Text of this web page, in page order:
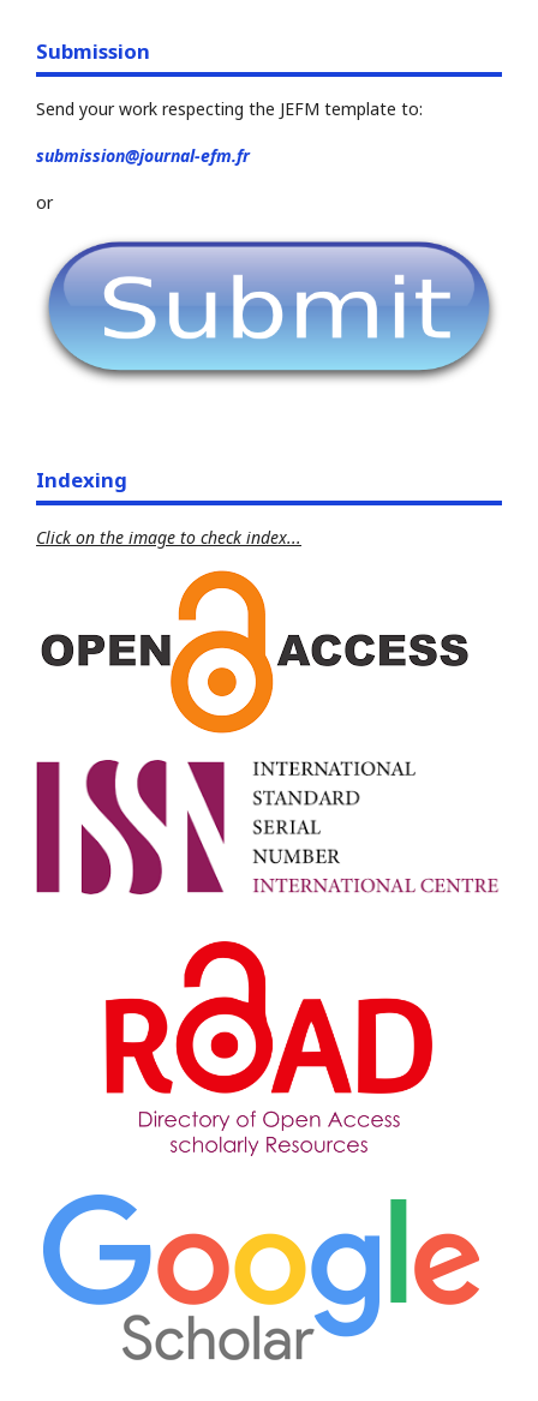
Submission
Send your work respecting the JEFM template to:
submission@journal-efm.fr
or
Indexing
Click on the image to check index...